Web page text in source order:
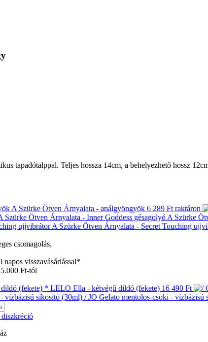
tapadótalppal. Teljes hossza 14cm, a behelyezhető hossz
A Szürke Ötven Árnyalata - análgyöngyök 6 289 Ft raktáron
A Szürke
A Szürke Ötven Árnyalata - Secret Touching
csomagolás,
napos visszavásárlással*
Ft-tól
* LELO Ella - kétvégű dildó (fekete) 16 490 Ft
/ JO Gelato mentolos-csoki - vízbázisú
diszkréció